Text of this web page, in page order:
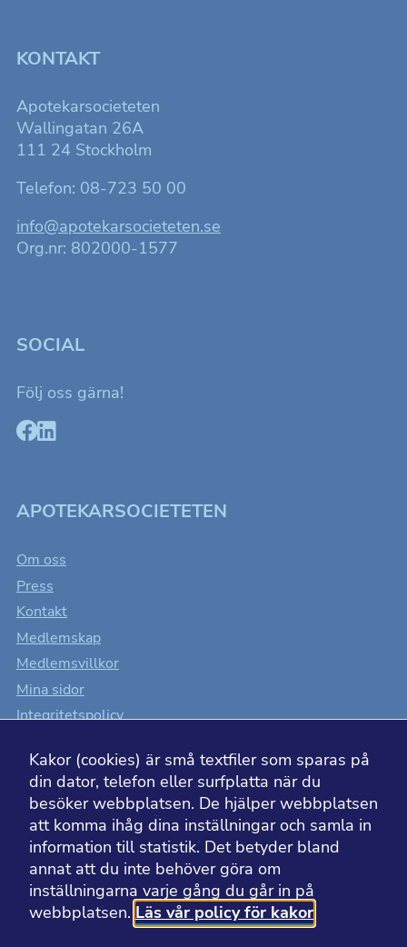
KONTAKT
Apotekarsocieteten
Wallingatan 26A
111 24 Stockholm
Telefon: 08-723 50 00
info@apotekarsocieteten.se
Org.nr: 802000-1577
SOCIAL
Följ oss gärna!
APOTEKARSOCIETETEN
Om oss
Press
Kontakt
Medlemskap
Medlemsvillkor
Mina sidor
Integritetspolicy
Tillgänglighet
BESÖK ÄVEN
Läkemedelsakademin
Kakor (cookies) är små textfiler som sparas på
din dator, telefon eller surfplatta när du
besöker webbplatsen. De hjälper webbplatsen
att komma ihåg dina inställningar och samla in
information till statistik. Det betyder bland
annat att du inte behöver göra om
inställningarna varje gång du går in på
webbplatsen. Läs vår policy för kakor